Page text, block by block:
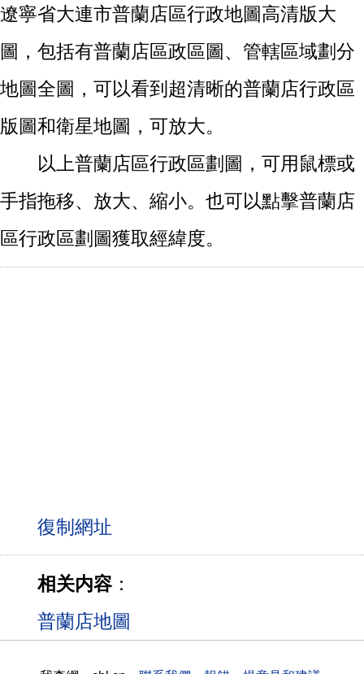
遼寧省大連市普蘭店區行政地圖高清版大
圖，包括有普蘭店區政區圖、管轄區域劃分
地圖全圖，可以看到超清晰的普蘭店行政區
版圖和衛星地圖，可放大。
以上普蘭店區行政區劃圖，可用鼠標或
手指拖移、放大、縮小。也可以點擊普蘭店
區行政區劃圖獲取經緯度。
相关内容：
普蘭店地圖